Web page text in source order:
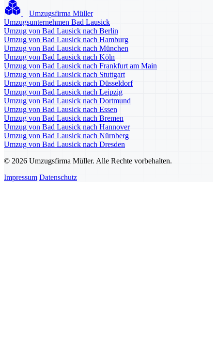
Umzugsfirma Müller
Umzugsunternehmen Bad Lausick
Umzug von Bad Lausick nach Berlin
Umzug von Bad Lausick nach Hamburg
Umzug von Bad Lausick nach München
Umzug von Bad Lausick nach Köln
Umzug von Bad Lausick nach Frankfurt am Main
Umzug von Bad Lausick nach Stuttgart
Umzug von Bad Lausick nach Düsseldorf
Umzug von Bad Lausick nach Leipzig
Umzug von Bad Lausick nach Dortmund
Umzug von Bad Lausick nach Essen
Umzug von Bad Lausick nach Bremen
Umzug von Bad Lausick nach Hannover
Umzug von Bad Lausick nach Nürnberg
Umzug von Bad Lausick nach Dresden
© 2026 Umzugsfirma Müller. Alle Rechte vorbehalten.
Impressum Datenschutz